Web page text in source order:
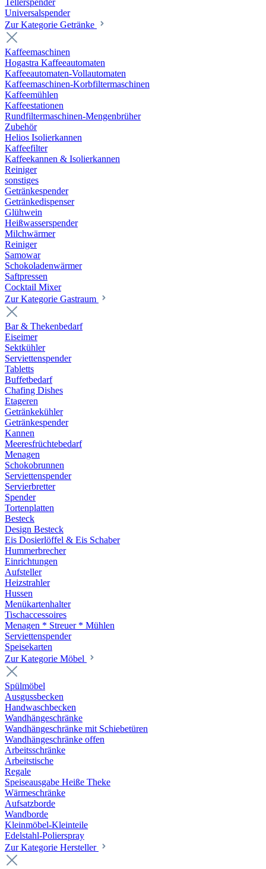
Tellerspender
Universalspender
Zur Kategorie Getränke
Kaffeemaschinen
Hogastra Kaffeeautomaten
Kaffeeautomaten-Vollautomaten
Kaffeemaschinen-Korbfiltermaschinen
Kaffeemühlen
Kaffeestationen
Rundfiltermaschinen-Mengenbrüher
Zubehör
Helios Isolierkannen
Kaffeefilter
Kaffeekannen & Isolierkannen
Reiniger
sonstiges
Getränkespender
Getränkedispenser
Glühwein
Heißwasserspender
Milchwärmer
Reiniger
Samowar
Schokoladenwärmer
Saftpressen
Cocktail Mixer
Zur Kategorie Gastraum
Bar & Thekenbedarf
Eiseimer
Sektkühler
Serviettenspender
Tabletts
Buffetbedarf
Chafing Dishes
Etageren
Getränkekühler
Getränkespender
Kannen
Meeresfrüchtebedarf
Menagen
Schokobrunnen
Serviettenspender
Servierbretter
Spender
Tortenplatten
Besteck
Design Besteck
Eis Dosierlöffel & Eis Schaber
Hummerbrecher
Einrichtungen
Aufsteller
Heizstrahler
Hussen
Menükartenhalter
Tischaccessoires
Menagen * Streuer * Mühlen
Serviettenspender
Speisekarten
Zur Kategorie Möbel
Spülmöbel
Ausgussbecken
Handwaschbecken
Wandhängeschränke
Wandhängeschränke mit Schiebetüren
Wandhängeschränke offen
Arbeitsschränke
Arbeitstische
Regale
Speiseausgabe Heiße Theke
Wärmeschränke
Aufsatzborde
Wandborde
Kleinmöbel-Kleinteile
Edelstahl-Polierspray
Zur Kategorie Hersteller